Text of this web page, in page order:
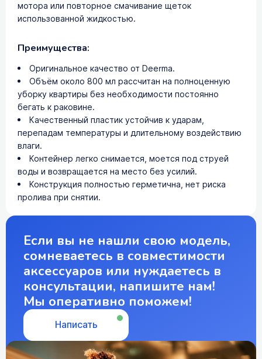
мотора или повторное смачивание щеток
использованной жидкостью.
Преимущества:
Оригинальное качество от Deerma.
Объём около 800 мл рассчитан на полноценную
уборку квартиры без необходимости постоянно
бегать к раковине.
Качественный пластик устойчив к ударам,
перепадам температуры и длительному воздействию
влаги.
Контейнер легко снимается, моется под струей
воды и возвращается на место без усилий.
Конструкция полностью герметична, нет риска
пролива при снятии.
Если вы не нашли свою модель,
сомневаетесь в совместимости
аксессуаров или нуждаетесь в
консультации, напишите нам!
Мы оперативно поможем!
Написать